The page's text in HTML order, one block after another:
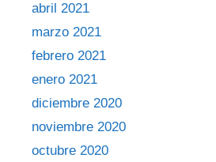
abril 2021
marzo 2021
febrero 2021
enero 2021
diciembre 2020
noviembre 2020
octubre 2020